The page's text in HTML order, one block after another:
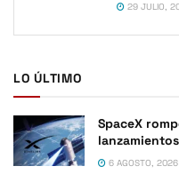
29 JULIO,
LO ÚLTIMO
SpaceX
6 AGOSTO, 2026